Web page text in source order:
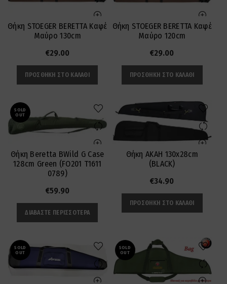
Θήκη STOEGER BERETTA Καφέ
Μαύρο 130cm
€29.00
ΠΡΟΣΘΉΚΗ ΣΤΟ ΚΑΛΆΘΙ
Θήκη STOEGER BERETTA Καφέ
Μαύρο 120cm
€29.00
ΠΡΟΣΘΉΚΗ ΣΤΟ ΚΑΛΆΘΙ
SOLD
OUT
Θήκη Beretta BWild G Case
128cm Green (FO201 T1611
0789)
€59.90
ΔΙΑΒΆΣΤΕ ΠΕΡΙΣΣΌΤΕΡΑ
Θήκη AKAH 130x28cm
(BLACK)
€34.90
ΠΡΟΣΘΉΚΗ ΣΤΟ ΚΑΛΆΘΙ
SOLD
OUT
SOLD
OUT